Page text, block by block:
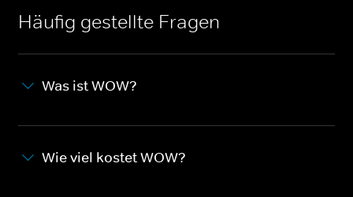
Häufig gestellte Fragen
Was ist WOW?
Wie viel kostet WOW?